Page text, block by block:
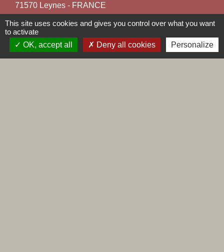
71570 Leynes - FRANCE
Contact par formulaire
This site uses cookies and gives you control over what you want
to activate
OK, accept all
Deny all cookies Personalize